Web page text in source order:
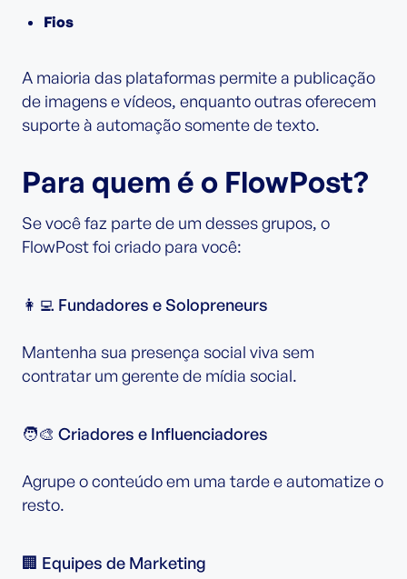
Fios
A maioria das plataformas permite a publicação
de imagens e vídeos, enquanto outras oferecem
suporte à automação somente de texto.
Para quem é o FlowPost?
Se você faz parte de um desses grupos, o
FlowPost foi criado para você:
👩‍💻 Fundadores e Solopreneurs
Mantenha sua presença social viva sem
contratar um gerente de mídia social.
🧑‍🎨 Criadores e Influenciadores
Agrupe o conteúdo em uma tarde e automatize o
resto.
🏢 Equipes de Marketing